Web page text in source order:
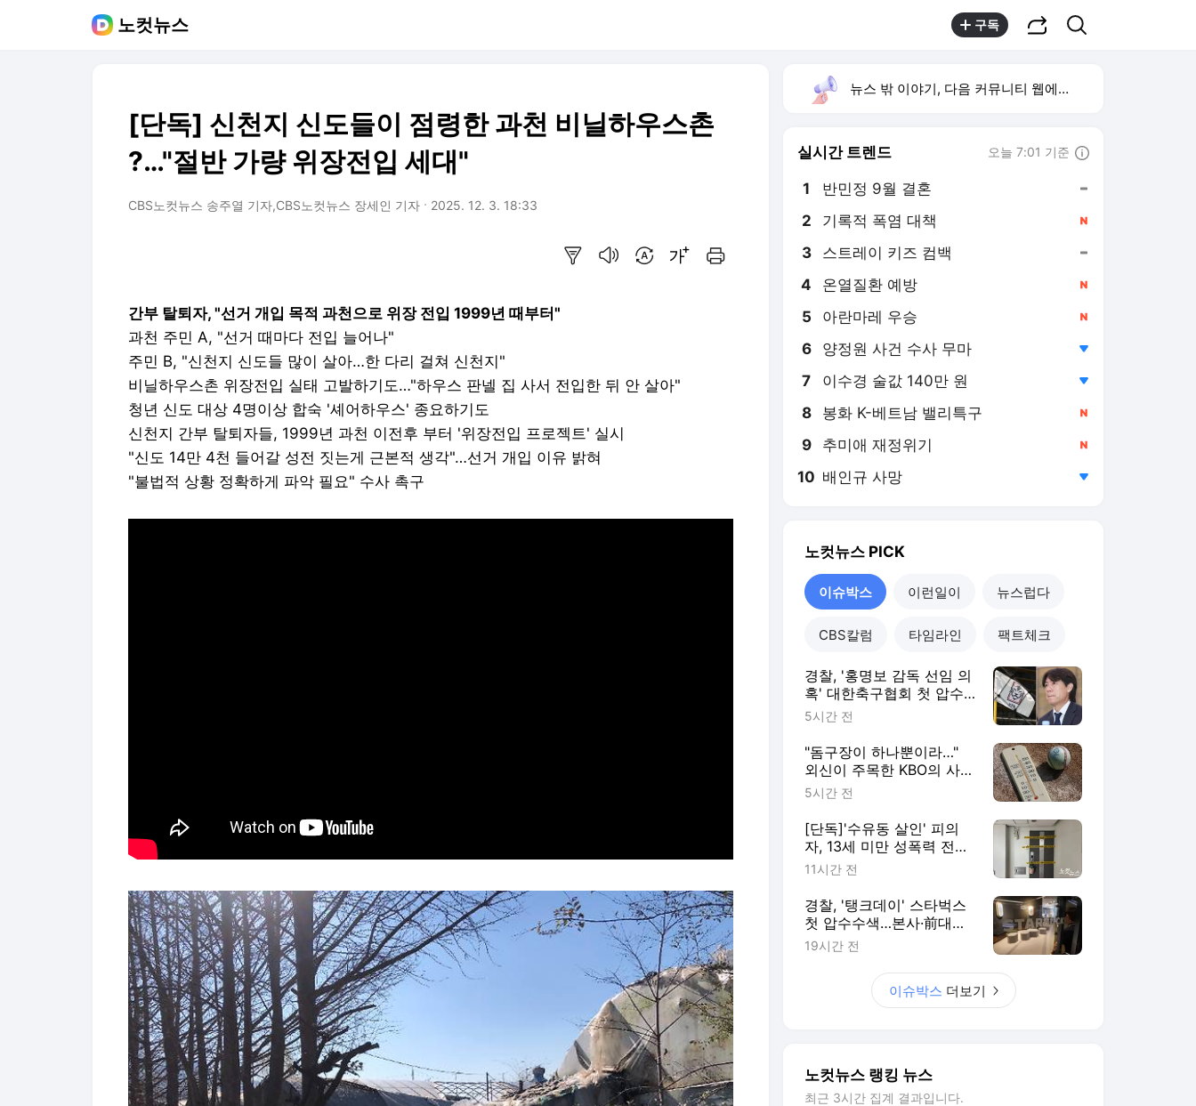
노컷뉴스 구독
[단독] 신천지 신도들이 점령한 과천 비닐하우스촌
?…"절반 가량 위장전입 세대"
CBS노컷뉴스 송주열 기자,CBS노컷뉴스 장세인 기자 2025. 12. 3. 18:33
간부 탈퇴자, "선거 개입 목적 과천으로 위장 전입 1999년 때부터"
과천 주민 A, "선거 때마다 전입 늘어나"
주민 B, "신천지 신도들 많이 살아…한 다리 걸쳐 신천지"
비닐하우스촌 위장전입 실태 고발하기도…"하우스 판넬 집 사서 전입한 뒤 안 살아"
청년 신도 대상 4명이상 합숙 '셰어하우스' 종요하기도
신천지 간부 탈퇴자들, 1999년 과천 이전후 부터 '위장전입 프로젝트' 실시
"신도 14만 4천 들어갈 성전 짓는게 근본적 생각"…선거 개입 이유 밝혀
"불법적 상황 정확하게 파악 필요" 수사 촉구
뉴스 밖 이야기, 다음 커뮤니티 웹에서 보기
실시간 트렌드 오늘 7:01 기준
1 반민정 9월 결혼
2 기록적 폭염 대책
3 스트레이 키즈 컴백
4 온열질환 예방
5 아란마레 우승
6 양정원 사건 수사 무마
7 이수경 술값 140만 원
8 봉화 K-베트남 밸리특구
9 추미애 재정위기
10 배인규 사망
노컷뉴스 PICK
이슈박스 이런일이 뉴스럽다
CBS칼럼 타임라인 팩트체크
경찰, '홍명보 감독 선임 의
혹' 대한축구협회 첫 압수
수색
5시간 전
"돔구장이 하나뿐이라…"
외신이 주목한 KBO의 사상
첫 '폭염 휴업'
5시간 전
[단독]'수유동 살인' 피의
자, 13세 미만 성폭력 전력
15회
11시간 전
경찰, '탱크데이' 스타벅스
첫 압수수색…본사·前대표
대상(종합)
19시간 전
이슈박스 더보기
노컷뉴스 랭킹 뉴스
최근 3시간 집계 결과입니다.